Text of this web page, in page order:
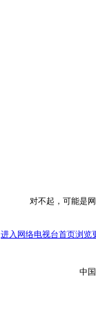
对不起，可能是
进入网络电视台首页浏览
中